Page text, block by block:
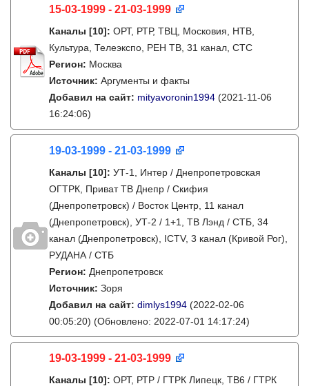
15-03-1999 - 21-03-1999
Каналы [10]: ОРТ, РТР, ТВЦ, Московия, НТВ,
Культура, Телеэкспо, РЕН ТВ, 31 канал, СТС
Регион: Москва
Источник: Аргументы и факты
Добавил на сайт: mityavoronin1994 (2021-11-06
16:24:06)
19-03-1999 - 21-03-1999
Каналы [10]: УТ-1, Интер / Днепропетровская
ОГТРК, Приват ТВ Днепр / Скифия
(Днепропетровск) / Восток Центр, 11 канал
(Днепропетровск), УТ-2 / 1+1, ТВ Лэнд / СТБ, 34
канал (Днепропетровск), ICTV, 3 канал (Кривой Рог),
РУДАНА / СТБ
Регион: Днепропетровск
Источник: Зоря
Добавил на сайт: dimlys1994 (2022-02-06
00:05:20) (Обновлено: 2022-07-01 14:17:24)
19-03-1999 - 21-03-1999
Каналы [10]: ОРТ, РТР / ГТРК Липецк, ТВ6 / ГТРК